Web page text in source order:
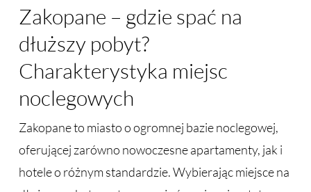
Zakopane – gdzie spać na
dłuższy pobyt?
Charakterystyka miejsc
noclegowych
Zakopane to miasto o ogromnej bazie noclegowej,
oferującej zarówno nowoczesne apartamenty, jak i
hotele o różnym standardzie. Wybierając miejsce na